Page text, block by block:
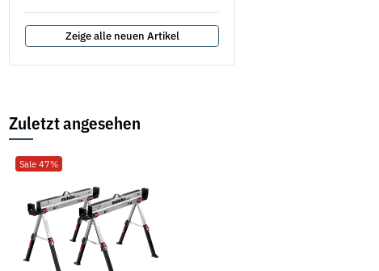
Zeige alle neuen Artikel
Zuletzt angesehen
Sale 47%